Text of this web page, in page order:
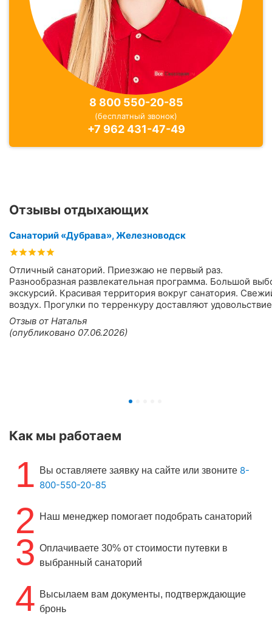
8 800 550-20-85
(бесплатный звонок)
+7 962 431-47-49
Отзывы отдыхающих
Санаторий «Дубрава», Железноводск
Отличный санаторий. Приезжаю не первый раз.
Разнообразная развлекательная программа. Большой
экскурсий. Красивая территория вокруг санатория.
воздух. Прогулки по терренкуру доставляют
Отзыв от Наталья
(опубликовано 07.06.2026)
Как мы работаем
1 Вы оставляете заявку на сайте или звоните 8-
800-550-20-85
2 Наш менеджер помогает подобрать санаторий
3 Оплачиваете 30% от стоимости путевки в
выбранный санаторий
4 Высылаем вам документы, подтверждающие
бронь